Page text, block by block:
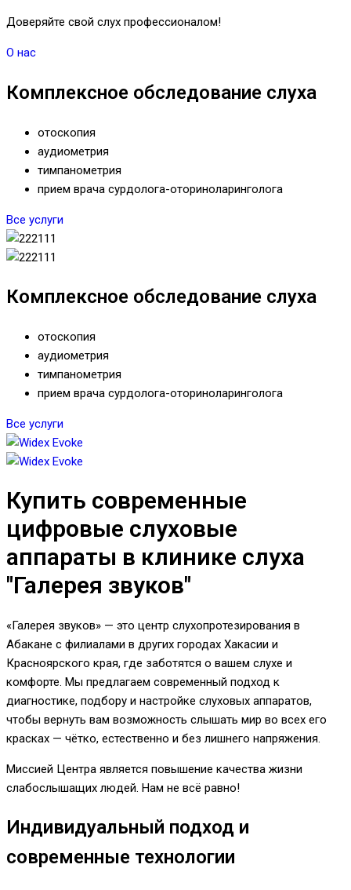
Доверяйте свой слух профессионалом!
О нас
Комплексное обследование слуха
отоскопия
аудиометрия
тимпанометрия
прием врача сурдолога-оториноларинголога
Все услуги
Комплексное обследование слуха
отоскопия
аудиометрия
тимпанометрия
прием врача сурдолога-оториноларинголога
Все услуги
Купить современные
цифровые слуховые
аппараты в клинике слуха
"Галерея звуков"
«Галерея звуков» — это центр слухопротезирования в
Абакане с филиалами в других городах Хакасии и
Красноярского края, где заботятся о вашем слухе и
комфорте. Мы предлагаем современный подход к
диагностике, подбору и настройке слуховых аппаратов,
чтобы вернуть вам возможность слышать мир во всех его
красках — чётко, естественно и без лишнего напряжения.
Миссией Центра является повышение качества жизни
слабослышащих людей. Нам не всё равно!
Индивидуальный подход и
современные технологии